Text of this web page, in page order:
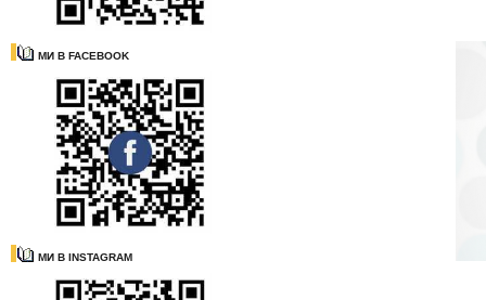
МИ В FACEBOOK
МИ В INSTAGRAM